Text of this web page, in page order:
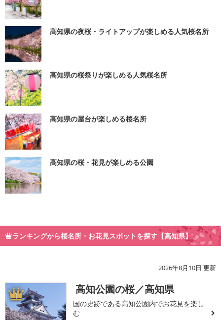
高知県の夜桜・ライトアップが楽しめる人気桜名所
高知県の桜祭りが楽しめる人気桜名所
高知県の屋台が楽しめる桜名所
高知県の桜・花見が楽しめる公園
ランキングから桜名所・お花見スポットを探す【高知県】
2026年8月10日 更新
1 高知公園の桜／高知県
国の史跡である高知公園内でお花見を楽し
む